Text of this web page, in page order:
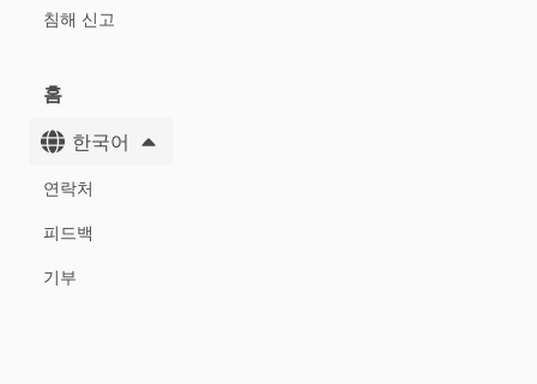
침해 신고
홈
한국어
연락처
피드백
기부